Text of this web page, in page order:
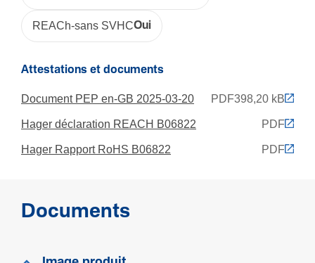
Equi­pe­ment
Avec film de protection
CND 90x60
REACh-sans SVHCOui
Attestations et documents
Document PEP en-GB 2025-03-20 PDF398,20 kB
Hager déclaration REACH B06822 PDF
Hager Rapport RoHS B06822 PDF
Documents